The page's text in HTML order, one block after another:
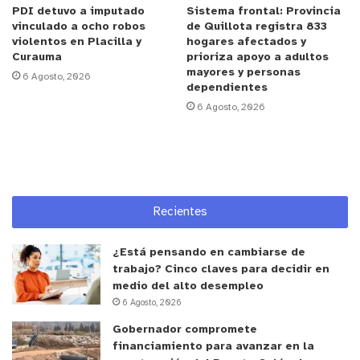
destacó que “la característica principal del
programa parques urbanos del Ministerio de
Vivienda es que una vez que un parque ingresa a
su catastro, tiene financiamiento para su diseño y
para su ejecución”. Esto significa que el diseño,
El futuro Parque Urbano Poza Cristalina permitirá
recuperar más de 40.000 metros cuadrados con
un enfoque inclusivo y sustentable. El proyecto
busca generar espacios de recreación, cultura,
deporte y naturaleza, proteger el humedal urbano y
su biodiversidad, y fortalecer la identidad local.
Esto es especialmente relevante para La Cruz, una
PDI detuvo a imputado
vinculado a ocho robos
violentos en Placilla y
Curauma
6 Agosto, 2026
Sistema frontal: Provincia
de Quillota registra 833
hogares afectados y
prioriza apoyo a adultos
mayores y personas
dependientes
6 Agosto, 2026
Recientes
¿Está pensando en cambiarse de
trabajo? Cinco claves para decidir en
medio del alto desempleo
6 Agosto, 2026
Gobernador compromete
financiamiento para avanzar en la